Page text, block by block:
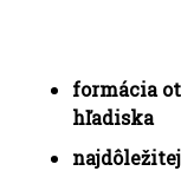
formácia
hľadiska